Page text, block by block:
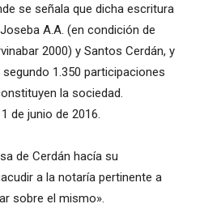
se señala que dicha escritura
A.A. (en condición de
2000) y Santos Cerdán, y
1.350 participaciones
la sociedad.
de junio de 2016.
de Cerdán hacía su
a la notaría pertinente a
sobre el mismo».